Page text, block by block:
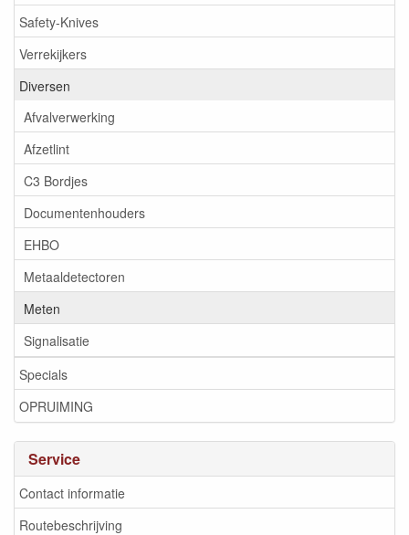
Safety-Knives
Verrekijkers
Diversen
Afvalverwerking
Afzetlint
C3 Bordjes
Documentenhouders
EHBO
Metaaldetectoren
Meten
Signalisatie
Specials
OPRUIMING
Service
Contact informatie
Routebeschrijving